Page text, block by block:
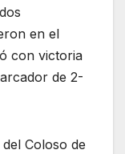
en el
con victoria
de 2-
Coloso de